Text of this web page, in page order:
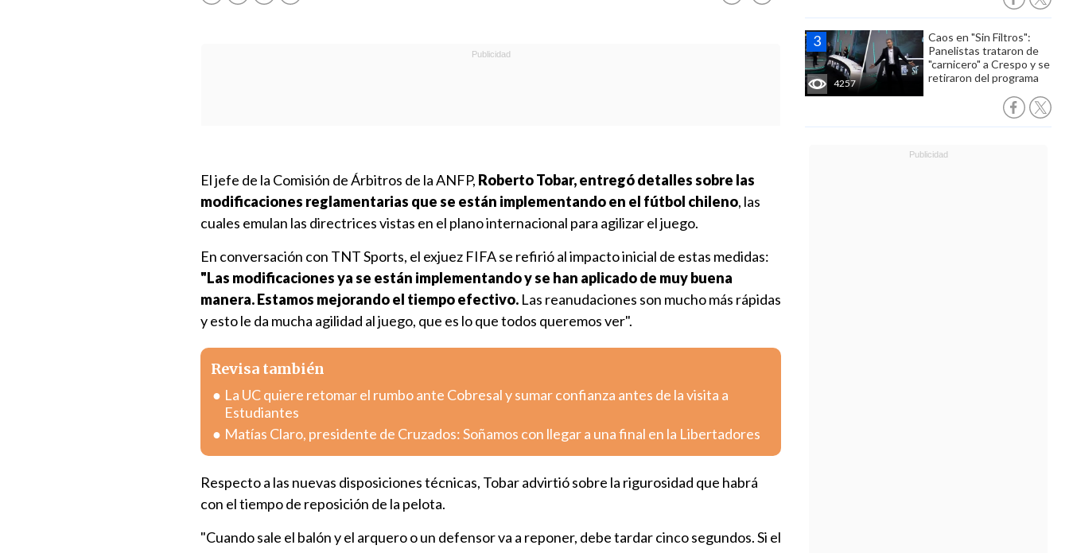
4257
Caos en "Sin Filtros":
Panelistas trataron de
"carnicero" a Crespo y se
retiraron del programa
El jefe de la Comisión de Árbitros de la ANFP, Roberto Tobar, entregó detalles sobre las
modificaciones reglamentarias que se están implementando en el fútbol chileno, las
cuales emulan las directrices vistas en el plano internacional para agilizar el juego.
En conversación con TNT Sports, el exjuez FIFA se refirió al impacto inicial de estas medidas:
"Las modificaciones ya se están implementando y se han aplicado de muy buena
manera. Estamos mejorando el tiempo efectivo. Las reanudaciones son mucho más rápidas
y esto le da mucha agilidad al juego, que es lo que todos queremos ver".
Revisa también
La UC quiere retomar el rumbo ante Cobresal y sumar confianza antes de la visita a
Estudiantes
Matías Claro, presidente de Cruzados: Soñamos con llegar a una final en la Libertadores
Respecto a las nuevas disposiciones técnicas, Tobar advirtió sobre la rigurosidad que habrá
con el tiempo de reposición de la pelota.
"Cuando sale el balón y el arquero o un defensor va a reponer, debe tardar cinco segundos. Si el